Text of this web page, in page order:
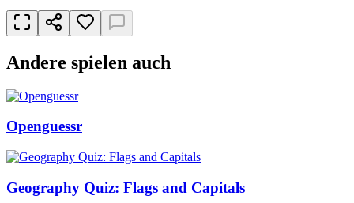
Andere spielen auch
Openguessr
Geography Quiz: Flags and Capitals